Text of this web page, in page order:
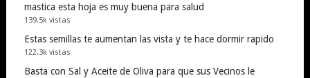
mastica esta hoja es muy buena para salud
139.5k vistas
Estas semillas te aumentan las vista y te hace dormir rapido
122.3k vistas
Basta con Sal y Aceite de Oliva para que sus Vecinos le